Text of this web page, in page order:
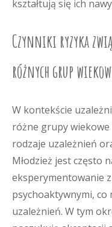
kształtują się ich
Czynniki ryzyka
różnych grup
W kontekście
różne grupy
rodzaje uzależnień
Młodzież jest często
eksperymentowanie
psychoaktywnymi,
uzależnień. W tym